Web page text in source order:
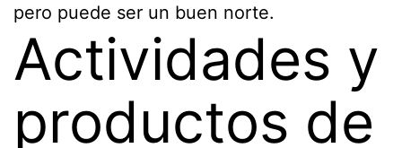
pero puede ser un buen norte.
Actividades y
productos de